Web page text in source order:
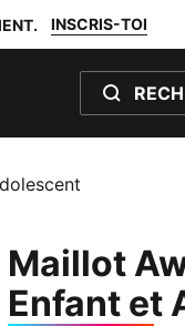
INSCRIS-TOI
Maillot
Enfant et